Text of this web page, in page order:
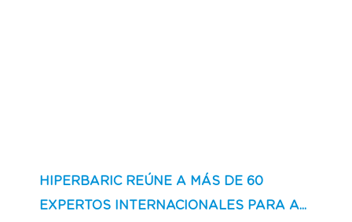
HIPERBARIC REÚNE A MÁS DE 60
EXPERTOS INTERNACIONALES PARA A...